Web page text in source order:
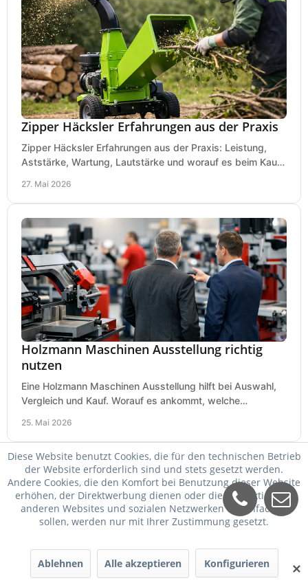
Zipper Häcksler Erfahrungen aus der Praxis
Zipper Häcksler Erfahrungen aus der Praxis: Leistung,
Aststärke, Wartung, Lautstärke und worauf es beim Kauf
27. Mai 2026
Holzmann Maschinen Ausstellung richtig
nutzen
Eine Holzmann Maschinen Ausstellung hilft bei Auswahl,
Vergleich und Kauf. Worauf es ankommt, welche
25. Mai 2026
✕
Diese Website benutzt Cookies, die für den technischen Betrieb
der Website erforderlich sind und stets gesetzt werden.
Andere Cookies, die den Komfort bei Benutzung dieser Website
erhöhen, der Direktwerbung dienen oder die Interaktion mit
anderen Websites und sozialen Netzwerken vereinfachen
sollen, werden nur mit Ihrer Zustimmung gesetzt.
Ablehnen Alle akzeptieren Konfigurieren